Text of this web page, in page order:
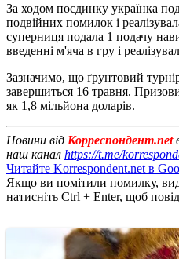
За ходом поєдинку українка
подвійних помилок і
суперниця подала 1 подачу
введенні м'яча в гру і
Зазначимо, що ґрунтовий
завершиться 16 травня.
як 1,8 мільйона доларів.
Новини від Корреспондент.net
наш канал https://t.me/
Читайте Korrespondent.net в
Якщо ви помітили помилку,
натисніть Ctrl + Enter, щоб